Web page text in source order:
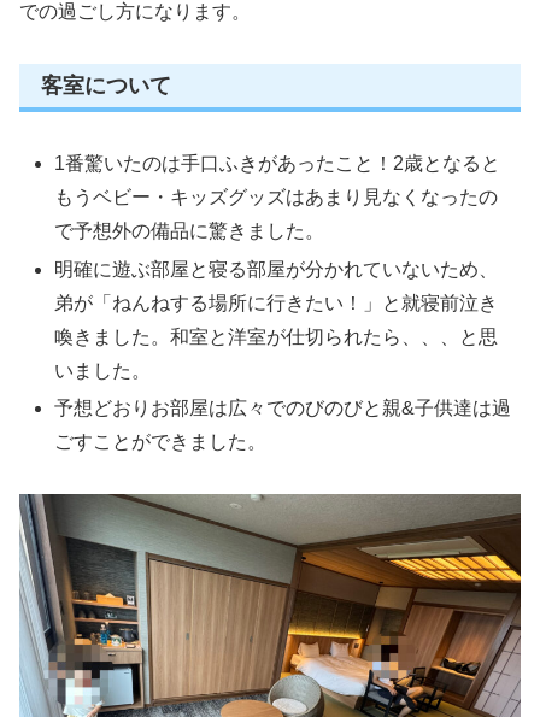
での過ごし方になります。
客室について
1番驚いたのは手口ふきがあったこと！2歳となると
もうベビー・キッズグッズはあまり見なくなったの
で予想外の備品に驚きました。
明確に遊ぶ部屋と寝る部屋が分かれていないため、
弟が「ねんねする場所に行きたい！」と就寝前泣き
喚きました。和室と洋室が仕切られたら、、、と思
いました。
予想どおりお部屋は広々でのびのびと親&子供達は過
ごすことができました。